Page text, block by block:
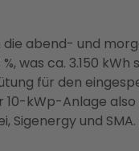
abend- und
was ca. 3.150
für den
kWp-Anlage
Sigenergy und